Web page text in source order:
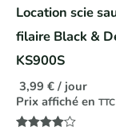
Location scie
filaire Black &
KS900S
3,99 € / jour
Prix affiché en TTC